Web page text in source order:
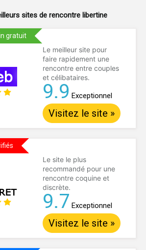
sites de rencontre libertine
gratuit
Le meilleur site pour
faire rapidement une
rencontre entre couples
et célibataires.
9.9 Exceptionnel
Visitez le site »
Le site le plus
recommandé pour une
rencontre coquine et
discrète.
9.7 Exceptionnel
Visitez le site »